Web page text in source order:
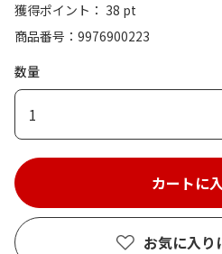
獲得ポイント： 38 pt
商品番号
9976900223
数量
1
お気に入り